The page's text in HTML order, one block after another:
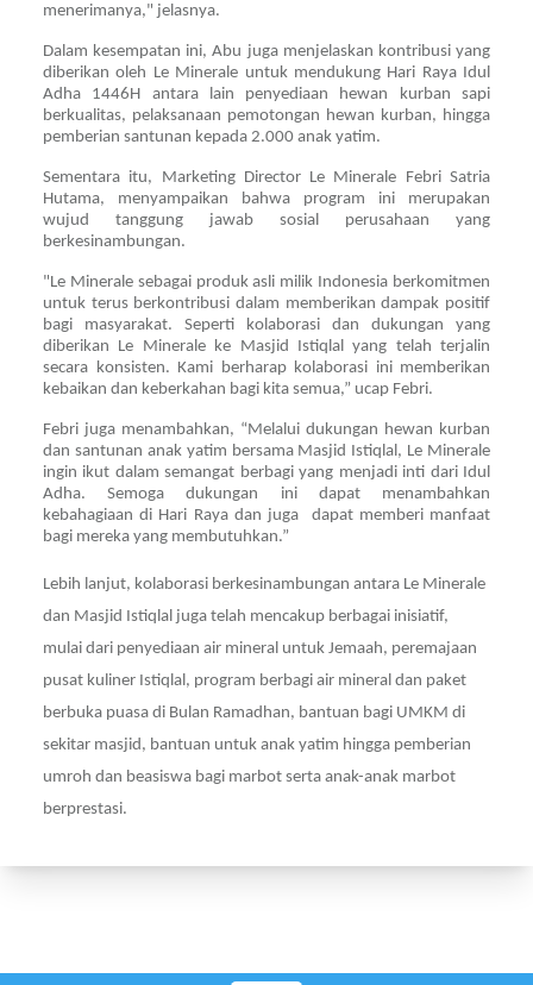
menerimanya," jelasnya.
Dalam kesempatan ini, Abu juga menjelaskan kontribusi yang
diberikan oleh Le Minerale untuk mendukung Hari Raya Idul
Adha 1446H antara lain penyediaan hewan kurban sapi
berkualitas, pelaksanaan pemotongan hewan kurban, hingga
pemberian santunan kepada 2.000 anak yatim.
Sementara itu, Marketing Director Le Minerale Febri Satria
Hutama, menyampaikan bahwa program ini merupakan
wujud tanggung jawab sosial perusahaan yang
berkesinambungan.
"Le Minerale sebagai produk asli milik Indonesia berkomitmen
untuk terus berkontribusi dalam memberikan dampak positif
bagi masyarakat. Seperti kolaborasi dan dukungan yang
diberikan Le Minerale ke Masjid Istiqlal yang telah terjalin
secara konsisten. Kami berharap kolaborasi ini memberikan
kebaikan dan keberkahan bagi kita semua,” ucap Febri.
Febri juga menambahkan, “Melalui dukungan hewan kurban
dan santunan anak yatim bersama Masjid Istiqlal, Le Minerale
ingin ikut dalam semangat berbagi yang menjadi inti dari Idul
Adha. Semoga dukungan ini dapat menambahkan
kebahagiaan di Hari Raya dan juga dapat memberi manfaat
bagi mereka yang membutuhkan.”
Lebih lanjut, kolaborasi berkesinambungan antara Le Minerale
dan Masjid Istiqlal juga telah mencakup berbagai inisiatif,
mulai dari penyediaan air mineral untuk Jemaah, peremajaan
pusat kuliner Istiqlal, program berbagi air mineral dan paket
berbuka puasa di Bulan Ramadhan, bantuan bagi UMKM di
sekitar masjid, bantuan untuk anak yatim hingga pemberian
umroh dan beasiswa bagi marbot serta anak-anak marbot
berprestasi.